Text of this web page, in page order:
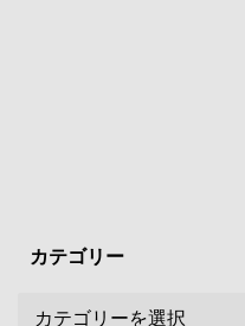
カテゴリー